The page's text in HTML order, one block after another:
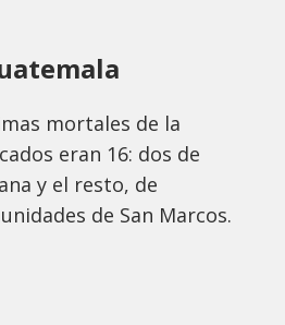
mortales de la
eran 16: dos de
y el resto, de
de San Marcos.